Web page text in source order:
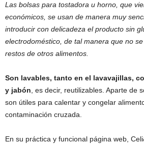
Las bolsas para tostadora u horno, que
económicos, se usan de manera muy
introducir con delicadeza el producto sin
electrodoméstico, de tal manera que no
restos de otros alimentos.
Son lavables, tanto en el lavavajillas,
y jabón, es decir, reutilizables. Aparte de
son útiles para calentar y congelar
contaminación cruzada.
En su práctica y funcional página web,